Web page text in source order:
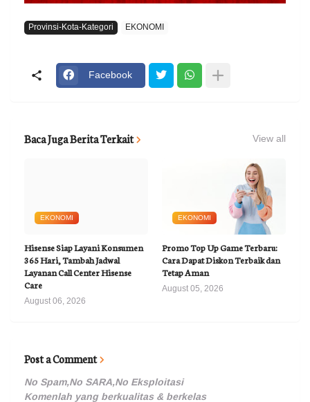
Provinsi-Kota-Kategori EKONOMI
Facebook
Baca Juga Berita Terkait View all
EKONOMI
Hisense Siap Layani Konsumen
365 Hari, Tambah Jadwal
Layanan Call Center Hisense
Care
August 06, 2026
EKONOMI
Promo Top Up Game Terbaru:
Cara Dapat Diskon Terbaik dan
Tetap Aman
August 05, 2026
Post a Comment
No Spam,No SARA,No Eksploitasi
Komenlah yang berkualitas & berkelas